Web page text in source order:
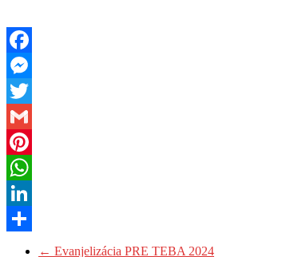
Facebook
Messenger
Twitter
Gmail
Pinterest
WhatsApp
LinkedIn
← Evanjelizácia PRE TEBA 2024